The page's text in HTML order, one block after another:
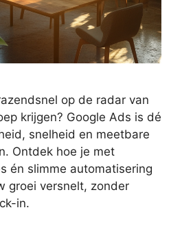
op de radar van
krijgen? Google Ads is dé
snelheid en meetbare
Ontdek hoe je met
én slimme automatisering
groei versnelt, zonder
in.